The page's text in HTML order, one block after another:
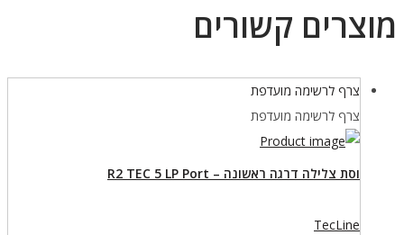
מוצרים קשורים
צרף לרשימה מועדפת
צרף לרשימה מועדפת
וסת צלילה דרגה ראשונה – R2 TEC 5 LP Port
TecLine